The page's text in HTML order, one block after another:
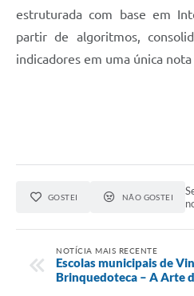
estruturada com base em
partir de algoritmos,
indicadores em uma única nota
GOSTEI NÃO GOSTEI
NOTÍCIA MAIS RECENTE
Escolas municipais de
Brinquedoteca – A Arte